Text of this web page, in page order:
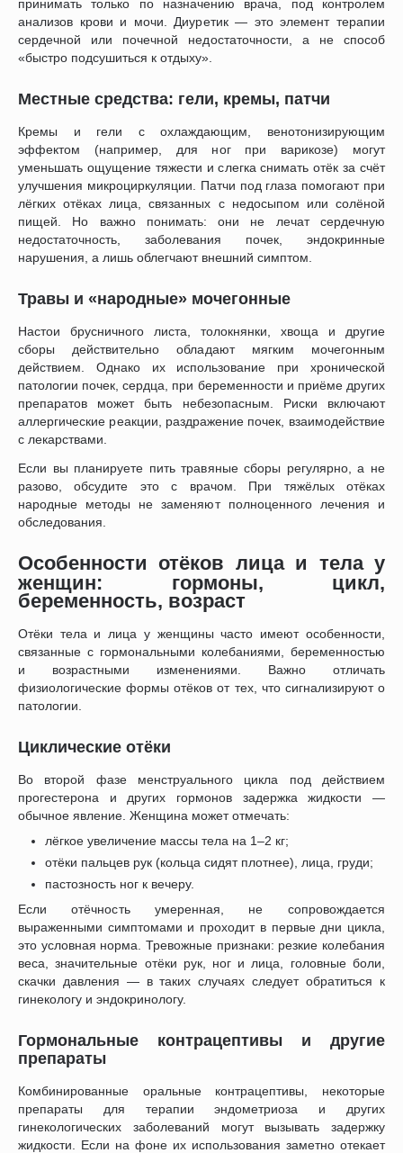
принимать только по назначению врача, под контролем
анализов крови и мочи. Диуретик — это элемент терапии
сердечной или почечной недостаточности, а не способ
«быстро подсушиться к отдыху».
Местные средства: гели, кремы, патчи
Кремы и гели с охлаждающим, венотонизирующим
эффектом (например, для ног при варикозе) могут
уменьшать ощущение тяжести и слегка снимать отёк за счёт
улучшения микроциркуляции. Патчи под глаза помогают при
лёгких отёках лица, связанных с недосыпом или солёной
пищей. Но важно понимать: они не лечат сердечную
недостаточность, заболевания почек, эндокринные
нарушения, а лишь облегчают внешний симптом.
Травы и «народные» мочегонные
Настои брусничного листа, толокнянки, хвоща и другие
сборы действительно обладают мягким мочегонным
действием. Однако их использование при хронической
патологии почек, сердца, при беременности и приёме других
препаратов может быть небезопасным. Риски включают
аллергические реакции, раздражение почек, взаимодействие
с лекарствами.
Если вы планируете пить травяные сборы регулярно, а не
разово, обсудите это с врачом. При тяжёлых отёках
народные методы не заменяют полноценного лечения и
обследования.
Особенности отёков лица и тела у
женщин: гормоны, цикл,
беременность, возраст
Отёки тела и лица у женщины часто имеют особенности,
связанные с гормональными колебаниями, беременностью
и возрастными изменениями. Важно отличать
физиологические формы отёков от тех, что сигнализируют о
патологии.
Циклические отёки
Во второй фазе менструального цикла под действием
прогестерона и других гормонов задержка жидкости —
обычное явление. Женщина может отмечать:
лёгкое увеличение массы тела на 1–2 кг;
отёки пальцев рук (кольца сидят плотнее), лица, груди;
пастозность ног к вечеру.
Если отёчность умеренная, не сопровождается
выраженными симптомами и проходит в первые дни цикла,
это условная норма. Тревожные признаки: резкие колебания
веса, значительные отёки рук, ног и лица, головные боли,
скачки давления — в таких случаях следует обратиться к
гинекологу и эндокринологу.
Гормональные контрацептивы и другие
препараты
Комбинированные оральные контрацептивы, некоторые
препараты для терапии эндометриоза и других
гинекологических заболеваний могут вызывать задержку
жидкости. Если на фоне их использования заметно отекает